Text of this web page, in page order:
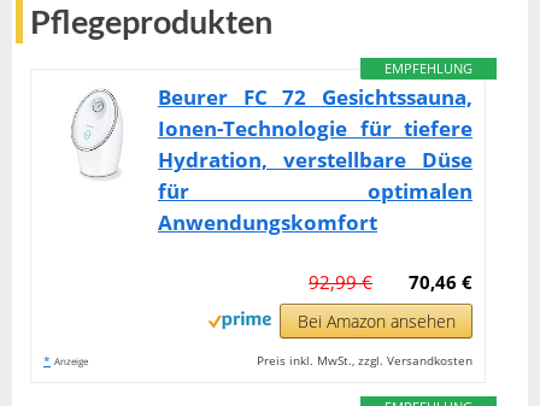
Pflegeprodukten
EMPFEHLUNG
Beurer FC 72 Gesichtssauna,
Ionen-Technologie für tiefere
Hydration, verstellbare Düse
für optimalen
Anwendungskomfort
70,46 €
92,99 €
Bei Amazon ansehen
* Anzeige Preis inkl. MwSt., zzgl. Versandkosten